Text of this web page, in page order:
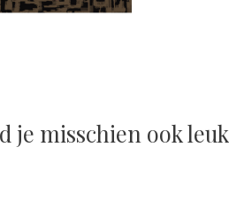
je misschien ook leuk